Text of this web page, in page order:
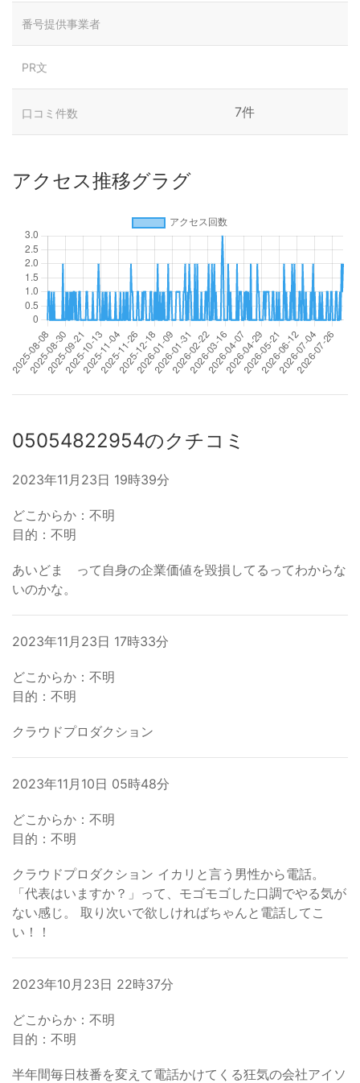
番号提供事業者
PR文
口コミ件数 7件
アクセス推移グラグ
05054822954のクチコミ
2023年11月23日 19時39分
どこからか：不明
目的：不明
あいどま って自身の企業価値を毀損してるってわからな
いのかな。
2023年11月23日 17時33分
どこからか：不明
目的：不明
クラウドプロダクション
2023年11月10日 05時48分
どこからか：不明
目的：不明
クラウドプロダクション イカリと言う男性から電話。
「代表はいますか？」って、モゴモゴした口調でやる気が
ない感じ。 取り次いで欲しければちゃんと電話してこ
い！！
2023年10月23日 22時37分
どこからか：不明
目的：不明
半年間毎日枝番を変えて電話かけてくる狂気の会社アイソ